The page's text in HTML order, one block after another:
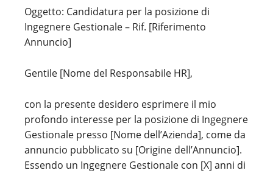
Oggetto: Candidatura per la posizione di
Ingegnere Gestionale – Rif. [Riferimento
Annuncio]
Gentile [Nome del Responsabile HR],
con la presente desidero esprimere il mio
profondo interesse per la posizione di Ingegnere
Gestionale presso [Nome dell’Azienda], come da
annuncio pubblicato su [Origine dell’Annuncio].
Essendo un Ingegnere Gestionale con [X] anni di